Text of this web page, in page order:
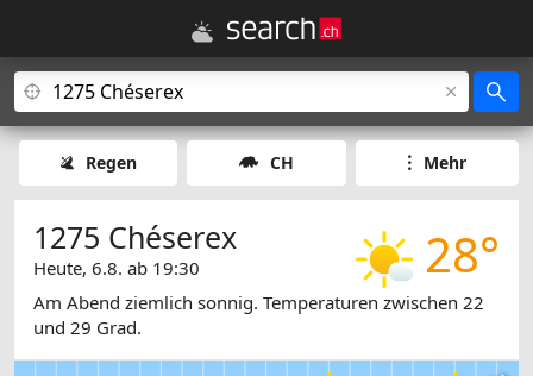
Regen CH Mehr
28°
1275 Chéserex
Heute, 6.8. ab 19:30
Am Abend ziemlich sonnig. Temperaturen zwischen 22
und 29 Grad.